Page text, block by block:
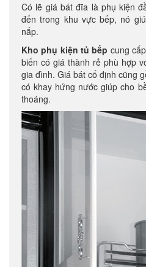
Có lẽ giá bát đĩa là phụ kiện
đến trong khu vực bếp, nó
nắp.
Kho phụ kiện tủ bếp cung
biến có giá thành rẻ phù hợp
gia đình. Giá bát cố định cũng
có khay hứng nước giúp cho
thoáng.